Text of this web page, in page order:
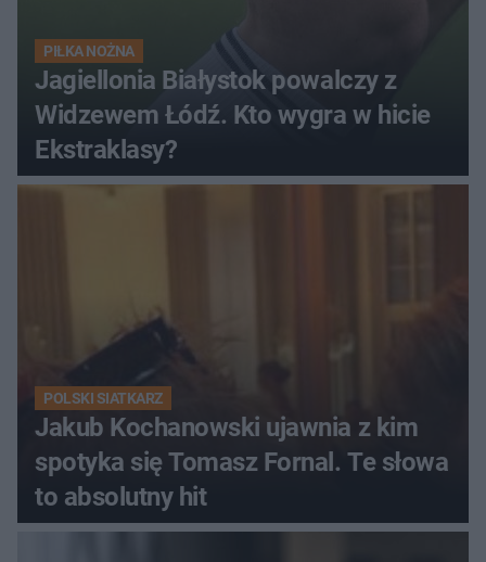
PIŁKA NOŻNA
Jagiellonia Białystok powalczy z
Widzewem Łódź. Kto wygra w hicie
Ekstraklasy?
POLSKI SIATKARZ
Jakub Kochanowski ujawnia z kim
spotyka się Tomasz Fornal. Te słowa
to absolutny hit